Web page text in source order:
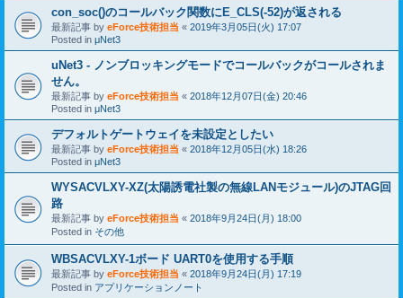
con_soc()のコールバック関数にE_CLS(-52)が返される
最新記事 by eForce技術担当 « 2019年3月05日(火) 17:07
Posted in μNet3
uNet3 - ノンブロッキングモードでコールバックがコールされま
せん。
最新記事 by eForce技術担当 « 2018年12月07日(金) 20:46
Posted in μNet3
デフォルトゲートウェイを未設定としたい
最新記事 by eForce技術担当 « 2018年12月05日(水) 18:26
Posted in μNet3
WYSACVLXY-XZ(太陽誘電社製の無線LANモジュール)のJTAG回
路
最新記事 by eForce技術担当 « 2018年9月24日(月) 18:00
Posted in その他
WBSACVLXY-1ボード UART0を使用する手順
最新記事 by eForce技術担当 « 2018年9月24日(月) 17:19
Posted in アプリケーションノート